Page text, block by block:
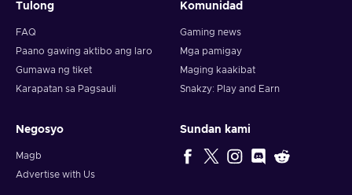
Tulong
FAQ
Paano gawing aktibo ang laro
Gumawa ng tiket
Karapatan sa Pagsauli
Komunidad
Gaming news
Mga pamigay
Maging kaakibat
Snakzy: Play and Earn
Negosyo
Magb
Advertise with Us
Sundan kami